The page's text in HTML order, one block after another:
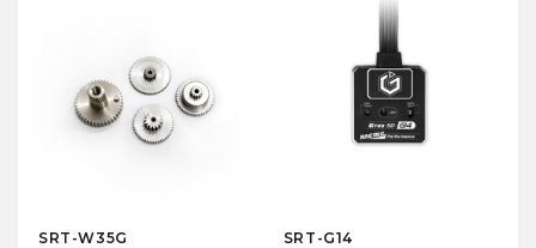
SRT-W35G
SRT-G14